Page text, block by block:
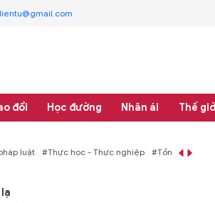
đổi Học đường Nhân ái Thế
luật #Thực học - Thực nghiệp #Tổng rà soát